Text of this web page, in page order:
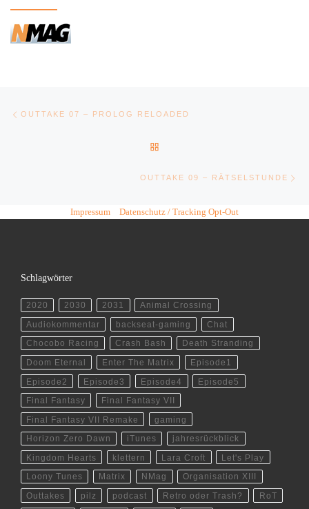
Beitragsnavigation
OUTTAKE 07 – PROLOG RELOADED
OUTTAKE 09 – RÄTSELSTUNDE
Impressum Datenschutz / Tracking Opt-Out
Schlagwörter
2020 2030 2031 Animal Crossing
Audiokommentar backseat-gaming Chat
Chocobo Racing Crash Bash Death Stranding
Doom Eternal Enter The Matrix Episode1
Episode2 Episode3 Episode4 Episode5
Final Fantasy Final Fantasy VII
Final Fantasy VII Remake gaming
Horizon Zero Dawn iTunes jahresrückblick
Kingdom Hearts klettern Lara Croft Let's Play
Loony Tunes Matrix NMag Organisation XIII
Outtakes pilz podcast Retro oder Trash? RoT